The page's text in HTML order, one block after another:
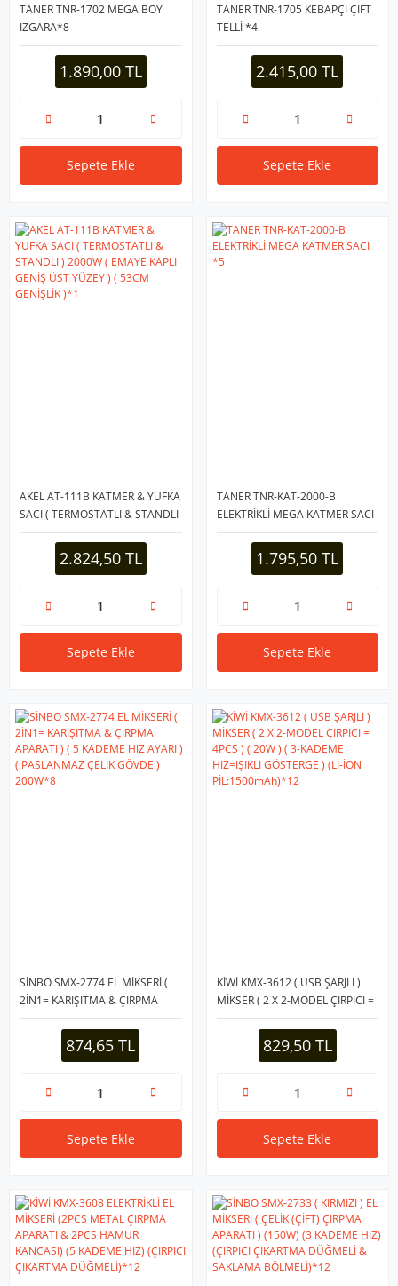
TANER TNR-1702 MEGA BOY
IZGARA*8
1.890,00 TL
Sepete Ekle
TANER TNR-1705 KEBAPÇI ÇİFT
TELLİ *4
2.415,00 TL
Sepete Ekle
AKEL AT-111B KATMER & YUFKA
SACI ( TERMOSTATLI & STANDLI
) 2000W ( EMAYE KAPLI GENİŞ
ÜST YÜZEY ) ( 53CM GENİŞLİK
2.824,50 TL
Sepete Ekle
TANER TNR-KAT-2000-B
ELEKTRİKLİ MEGA KATMER SACI
*5
1.795,50 TL
Sepete Ekle
SİNBO SMX-2774 EL MİKSERİ (
2İN1= KARIŞITMA & ÇIRPMA
APARATI ) ( 5 KADEME HIZ AYARI
)( PASLANMAZ ÇELİK GÖVDE )
874,65 TL
Sepete Ekle
KİWİ KMX-3612 ( USB ŞARJLI )
MİKSER ( 2 X 2-MODEL ÇIRPICI =
4PCS ) ( 20W ) ( 3-KADEME
HIZ=IŞIKLI GÖSTERGE ) (Lİ-İON
PİL:1500mAh)*12
829,50 TL
Sepete Ekle